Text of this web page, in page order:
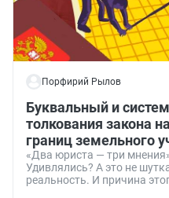
Порфирий Рылов
Буквальный и
толкования закона
границ земельного
«Два юриста — три
Удивлялись? А это не
реальность. И причина